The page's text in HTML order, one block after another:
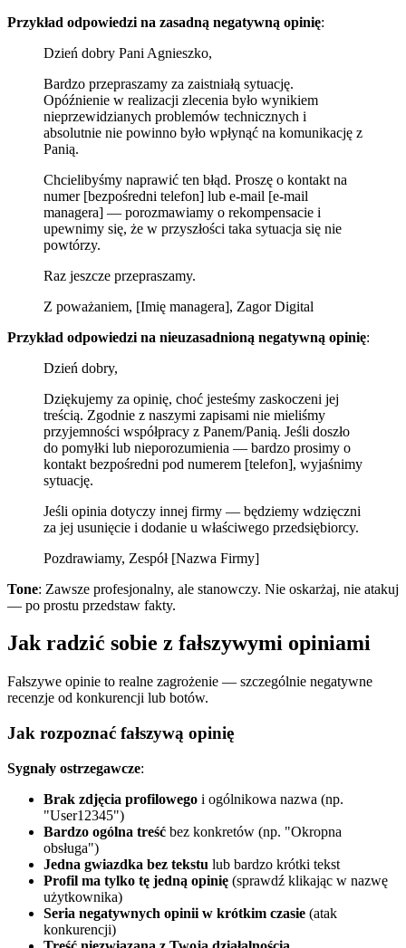
Przykład odpowiedzi na zasadną negatywną opinię:
Dzień dobry Pani Agnieszko,
Bardzo przepraszamy za zaistniałą sytuację.
Opóźnienie w realizacji zlecenia było wynikiem
nieprzewidzianych problemów technicznych i
absolutnie nie powinno było wpłynąć na komunikację z
Panią.
Chcielibyśmy naprawić ten błąd. Proszę o kontakt na
numer [bezpośredni telefon] lub e-mail [e-mail
managera] — porozmawiamy o rekompensacie i
upewnimy się, że w przyszłości taka sytuacja się nie
powtórzy.
Raz jeszcze przepraszamy.
Z poważaniem, [Imię managera], Zagor Digital
Przykład odpowiedzi na nieuzasadnioną negatywną opinię:
Dzień dobry,
Dziękujemy za opinię, choć jesteśmy zaskoczeni jej
treścią. Zgodnie z naszymi zapisami nie mieliśmy
przyjemności współpracy z Panem/Panią. Jeśli doszło
do pomyłki lub nieporozumienia — bardzo prosimy o
kontakt bezpośredni pod numerem [telefon], wyjaśnimy
sytuację.
Jeśli opinia dotyczy innej firmy — będziemy wdzięczni
za jej usunięcie i dodanie u właściwego przedsiębiorcy.
Pozdrawiamy, Zespół [Nazwa Firmy]
Tone: Zawsze profesjonalny, ale stanowczy. Nie oskarżaj, nie atakuj
— po prostu przedstaw fakty.
Jak radzić sobie z fałszywymi opiniami
Fałszywe opinie to realne zagrożenie — szczególnie negatywne
recenzje od konkurencji lub botów.
Jak rozpoznać fałszywą opinię
Sygnały ostrzegawcze:
Brak zdjęcia profilowego i ogólnikowa nazwa (np.
"User12345")
Bardzo ogólna treść bez konkretów (np. "Okropna
obsługa")
Jedna gwiazdka bez tekstu lub bardzo krótki tekst
Profil ma tylko tę jedną opinię (sprawdź klikając w nazwę
użytkownika)
Seria negatywnych opinii w krótkim czasie (atak
konkurencji)